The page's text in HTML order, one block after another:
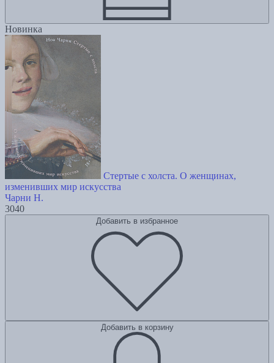
Новинка
Стертые с холста. О женщинах,
изменивших мир искусства
Чарни Н.
3040
Добавить в избранное
Добавить в корзину